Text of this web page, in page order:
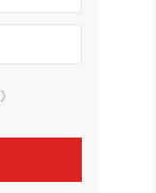
》